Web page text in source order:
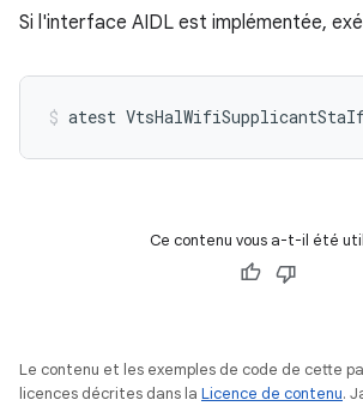
Si l'interface AIDL est implémentée,
atest
Ce contenu vous a-t-il été
Le contenu et les exemples de code de cette
licences décrites dans la Licence de contenu.